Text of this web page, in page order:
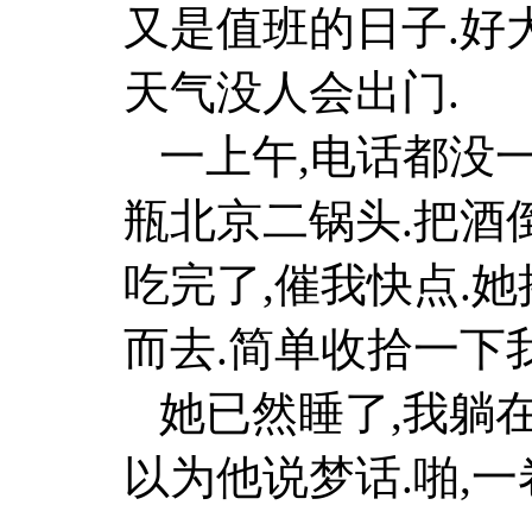
又是值班的日子.好
天气没人会出门.
一上午,电话都没
瓶北京二锅头.把酒
吃完了,催我快点.
而去.简单收拾一下
她已然睡了,我躺
以为他说梦话.啪,